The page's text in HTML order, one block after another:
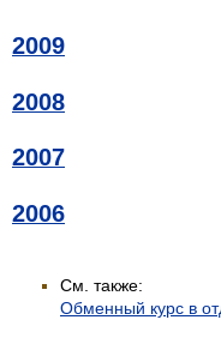
2009
2008
2007
2006
См. также:
Обменный курс в